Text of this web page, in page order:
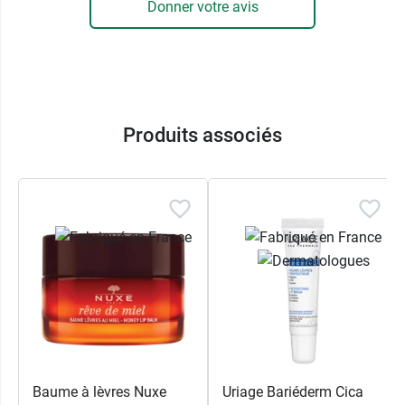
Donner votre avis
Produits associés
Baume à lèvres Nuxe Uriage Bariéderm Cica